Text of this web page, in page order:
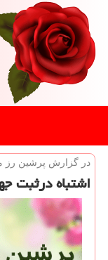
در گزارش پرشین رز
اشتباه درثبت